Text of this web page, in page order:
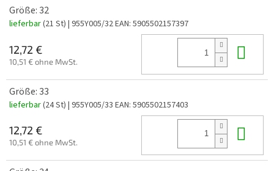
Größe: 32
lieferbar(21 St) | 955Y005/32EAN: 5905502157397
12,72 €
10,51 € ohne MwSt.
Größe: 33
lieferbar(24 St) | 955Y005/33 EAN: 5905502157403
12,72 €
10,51 € ohne MwSt.